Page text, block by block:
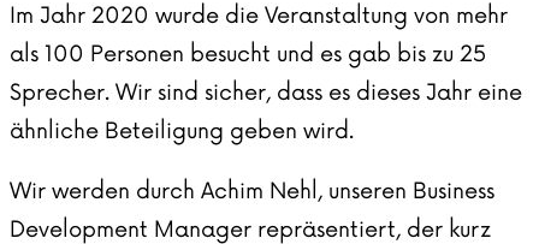
Im Jahr 2020 wurde die Veranstaltung von mehr
als 100 Personen besucht und es gab bis zu 25
Sprecher. Wir sind sicher, dass es dieses Jahr eine
ähnliche Beteiligung geben wird.
Wir werden durch Achim Nehl, unseren Business
Development Manager repräsentiert, der kurz